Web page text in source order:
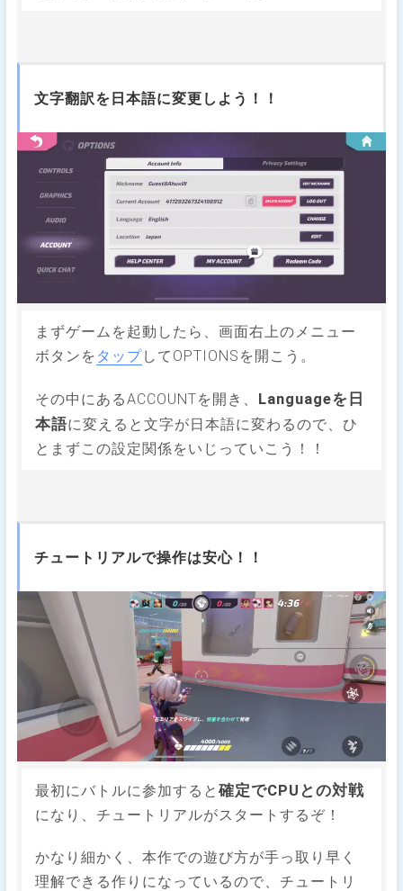
文字翻訳を日本語に変更しよう！！
まずゲームを起動したら、画面右上のメニュー
ボタンを タップしてOPTIONSを開こう。
その中にあるACCOUNTを開き、 Languageを日
本語に変えると文字が日本語に変わるので、ひ
とまずこの設定関係をいじっていこう！！
チュートリアルで操作は安心！！
最初にバトルに参加すると確定でCPUとの対戦
になり、チュートリアルがスタートするぞ！
かなり細かく、本作での遊び方が手っ取り早く
理解できる作りになっているので、チュートリ